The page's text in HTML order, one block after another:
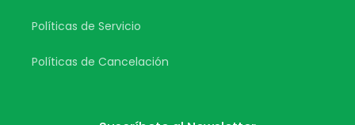
Políticas de Servicio
Políticas de Cancelación